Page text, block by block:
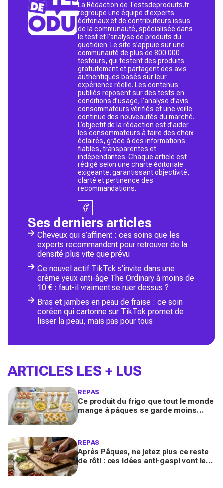
La Rédaction de Testsdeproduits.fr
regroupe une équipe d’experts
éditoriaux et de contributeurs issus
de la communauté, spécialisée dans
le test et l’analyse de produits du
quotidien. Le site s’appuie sur une
communauté de plus de 800 000
testeurs, qui testent des produits
gratuitement et partagent des avis
authentiques basés sur leur
expérience réelle. Les contenus
publiés reposent sur des tests en
conditions d’usage, l’analyse d’avis
consommateurs vérifiés et une veille
continue des nouveautés du marché.
L’objectif de la rédaction est d’aider
les consommateurs à faire des choix
éclairés, grâce à des informations
fiables, transparentes et
indépendantes. Chaque article est
rédigé selon une charte éditoriale
exigeante, garantissant objectivité,
clarté et pertinence des
recommandations.
Ses derniers articles
Cheveux qui s’affinent : ces soins que les
experts recommandent pour retrouver de la
densité plus vite que prévu
Ce nouvel actif TikTok s’invite dans une
crème yeux anti-âge The Ordinary à moins de
10 € : faut-il vraiment se ruer dessus ?
Bras et jambes en peau de fraise : ce soin
coréen qui cartonne sur TikTok promet de
lisser la peau, mais pas pour tous
ARTICLES LES + LUS
REPAS
Ce produit du frigo que tout le monde
mange à pâques se garde moins
REPAS
Après Pâques, ne jetez plus ce reste
de rôti : ces idées anti-gaspi vont le